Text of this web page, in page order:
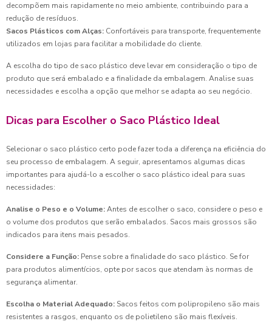
decompõem mais rapidamente no meio ambiente, contribuindo para a
redução de resíduos.
Sacos Plásticos com Alças: Confortáveis para transporte, frequentemente
utilizados em lojas para facilitar a mobilidade do cliente.
A escolha do tipo de saco plástico deve levar em consideração o tipo de
produto que será embalado e a finalidade da embalagem. Analise suas
necessidades e escolha a opção que melhor se adapta ao seu negócio.
Dicas para Escolher o Saco Plástico Ideal
Selecionar o saco plástico certo pode fazer toda a diferença na eficiência do
seu processo de embalagem. A seguir, apresentamos algumas dicas
importantes para ajudá-lo a escolher o saco plástico ideal para suas
necessidades:
Analise o Peso e o Volume:Antes de escolher o saco, considere o peso e
o volume dos produtos que serão embalados. Sacos mais grossos são
indicados para itens mais pesados.
Considere a Função: Pense sobre a finalidade do saco plástico. Se for
para produtos alimentícios, opte por sacos que atendam às normas de
segurança alimentar.
Escolha o Material Adequado: Sacos feitos com polipropileno são mais
resistentes a rasgos, enquanto os de polietileno são mais flexíveis.